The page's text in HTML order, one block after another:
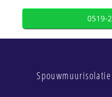
0519-